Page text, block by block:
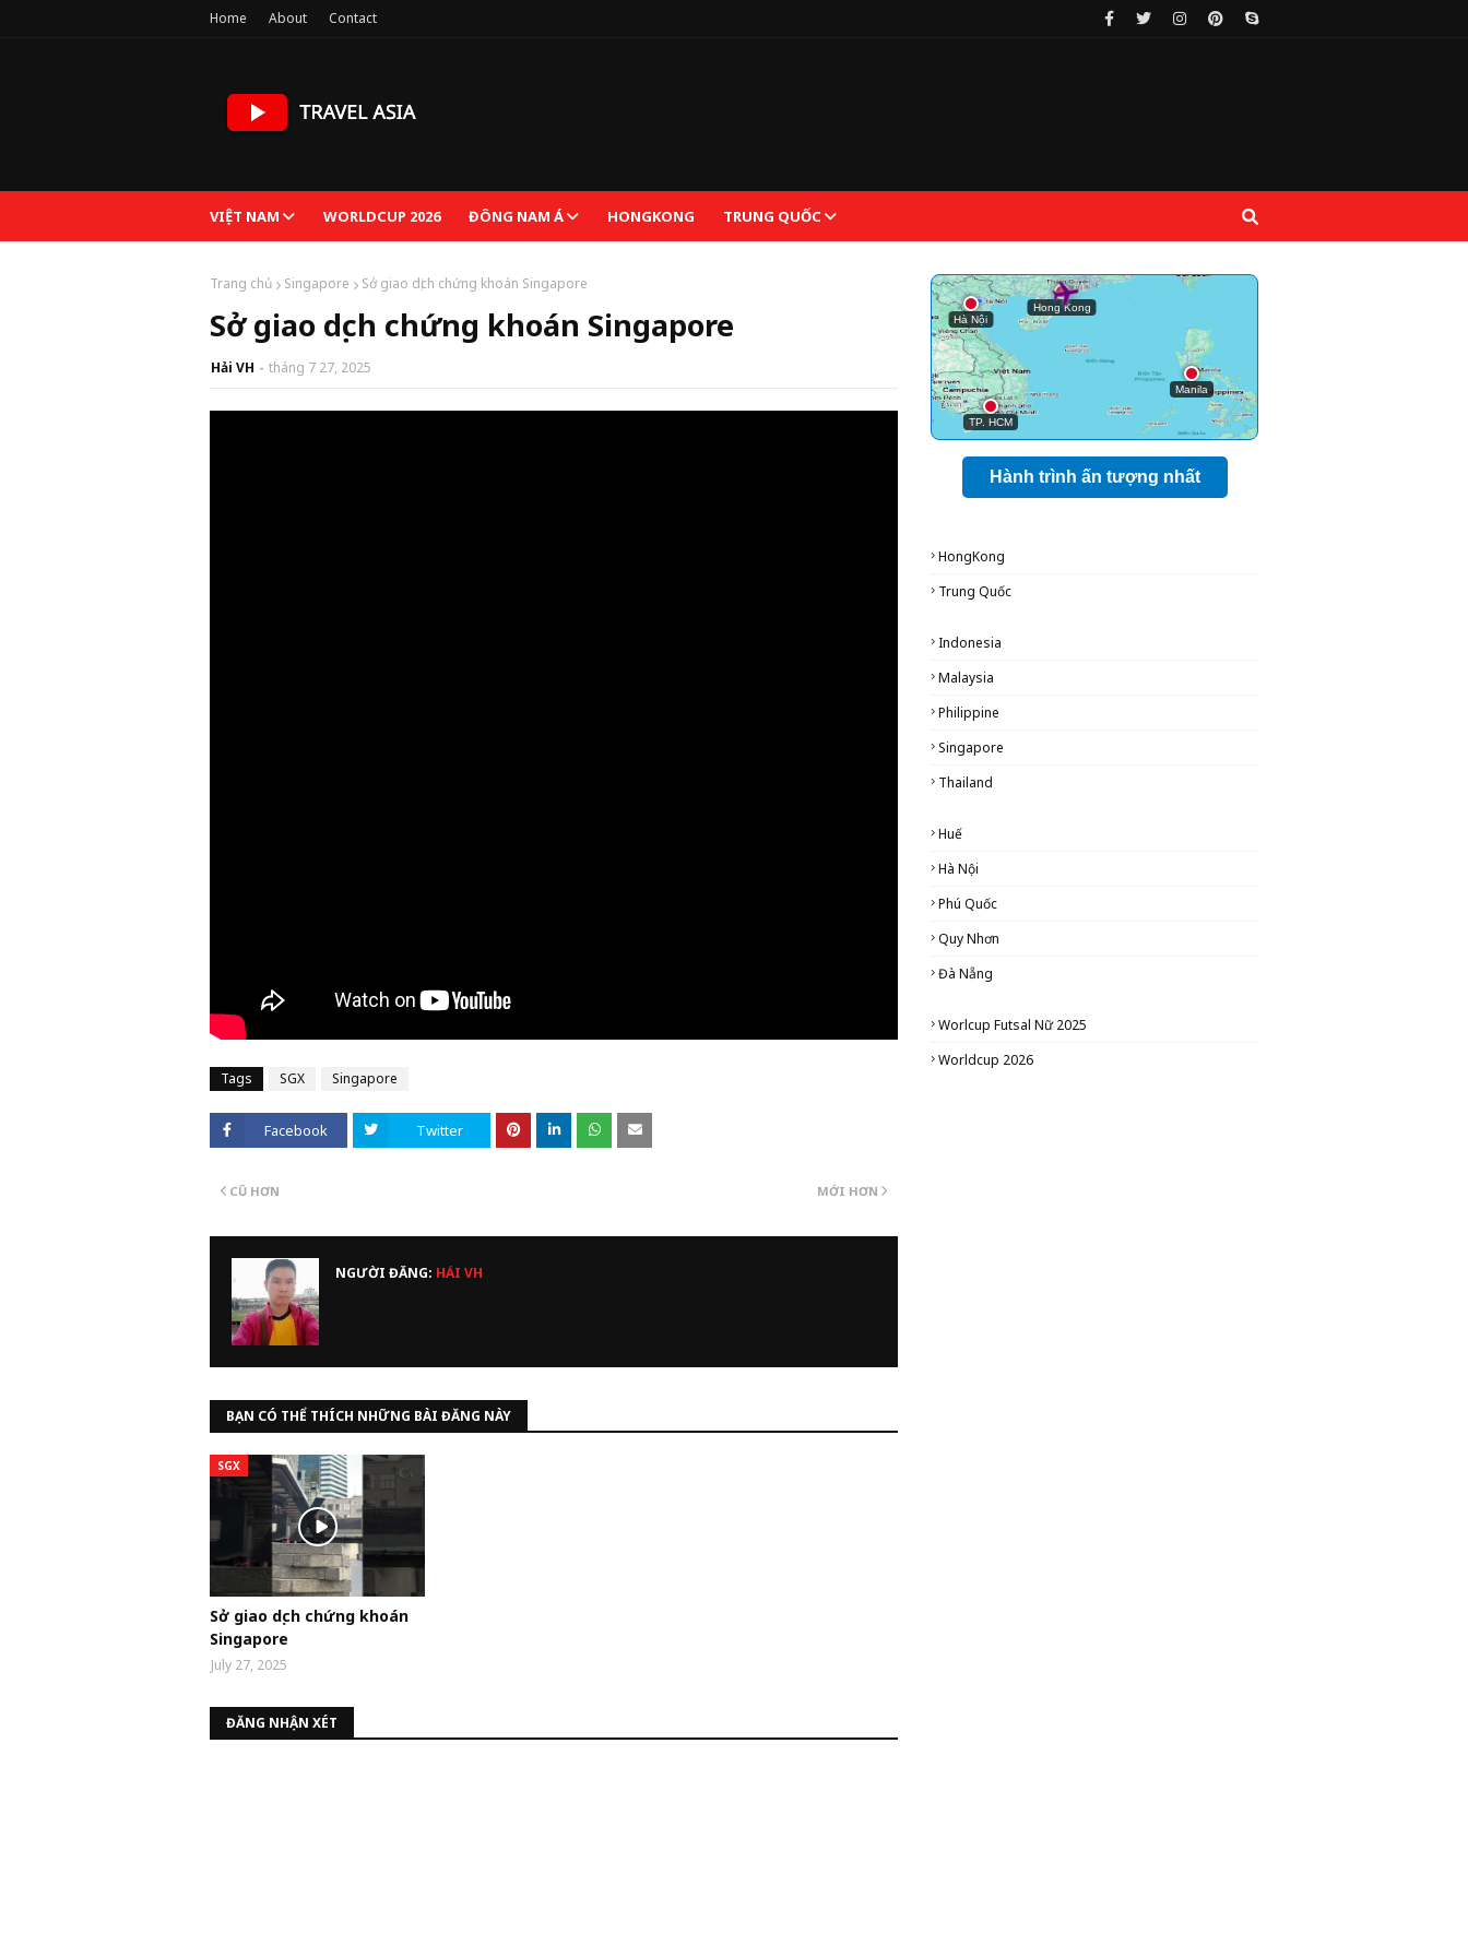
Home About Contact
VIỆT NAM WORLDCUP 2026 ĐÔNG NAM Á HONGKONG TRUNG QUỐC
Trang chủ Singapore Sở giao dịch chứng khoán Singapore
Sở giao dịch chứng khoán Singapore
Hải VH tháng 7 27, 2025
Tags SGX Singapore
Facebook Twitter
MỚI HƠN
CŨ HƠN
NGƯỜI ĐĂNG: HẢI VH
BẠN CÓ THỂ THÍCH NHỮNG BÀI ĐĂNG NÀY
SGX
Sở giao dịch chứng khoán
Singapore
July 27, 2025
ĐĂNG NHẬN XÉT
Hành trình ấn tượng nhất
HongKong
Trung Quốc
Indonesia
Malaysia
Philippine
Singapore
Thailand
Huế
Hà Nội
Phú Quốc
Quy Nhơn
Đà Nẵng
Worlcup Futsal Nữ 2025
Worldcup 2026